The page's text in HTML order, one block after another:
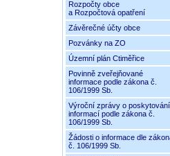
Rozpočty obce
a Rozpočtová opatření
Závěrečné účty obce
Pozvánky na ZO
Územní plán Ctiměřice
Povinně zveřejňované
informace podle zákona č.
106/1999 Sb.
Výroční zprávy o poskytování
informací podle zákona č.
106/1999 Sb.
Žádosti o informace dle
č. 106/1999 Sb.